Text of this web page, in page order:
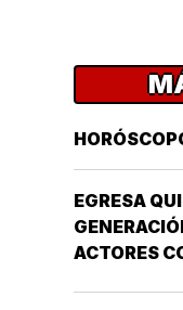
EGRESA
ACTORES